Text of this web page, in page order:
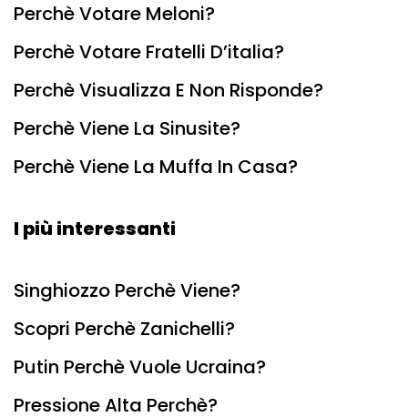
Perchè Votare Meloni?
Perchè Votare Fratelli D’italia?
Perchè Visualizza E Non Risponde?
Perchè Viene La Sinusite?
Perchè Viene La Muffa In Casa?
I più interessanti
Singhiozzo Perchè Viene?
Scopri Perchè Zanichelli?
Putin Perchè Vuole Ucraina?
Pressione Alta Perchè?